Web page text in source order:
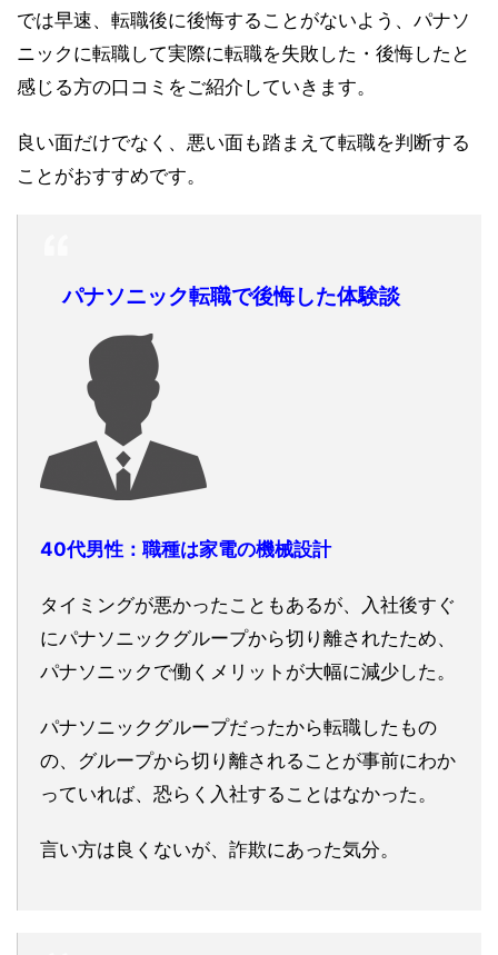
では早速、転職後に後悔することがないよう、パナソ
ニックに転職して実際に転職を失敗した・後悔したと
感じる方の口コミをご紹介していきます。
良い面だけでなく、悪い面も踏まえて転職を判断する
ことがおすすめです。
パナソニック転職で後悔した体験談
40代男性：職種は家電の機械設計
タイミングが悪かったこともあるが、入社後すぐ
にパナソニックグループから切り離されたため、
パナソニックで働くメリットが大幅に減少した。
パナソニックグループだったから転職したもの
の、グループから切り離されることが事前にわか
っていれば、恐らく入社することはなかった。
言い方は良くないが、詐欺にあった気分。